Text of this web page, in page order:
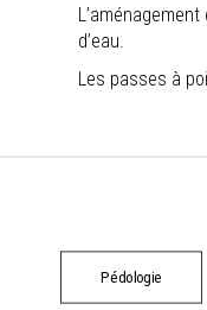
d’eau.
Les passes à
Pédologie